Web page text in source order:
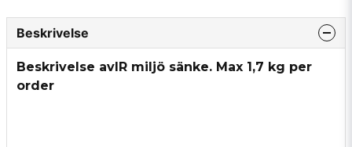
Beskrivelse
Beskrivelse avIR miljö sänke. Max 1,7 kg per
order